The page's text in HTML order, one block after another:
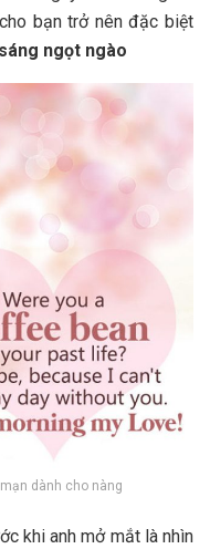
bạn trở nên đặc biệt
ngọt ngào
dành cho nàng
khi anh mở mắt là nhìn